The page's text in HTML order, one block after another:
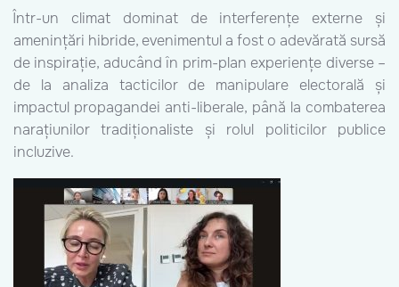
Într-un climat dominat de interferențe externe și
amenințări hibride, evenimentul a fost o adevărată sursă
de inspirație, aducând în prim-plan experiențe diverse –
de la analiza tacticilor de manipulare electorală și
impactul propagandei anti-liberale, până la combaterea
narațiunilor tradiționaliste și rolul politicilor publice
incluzive.